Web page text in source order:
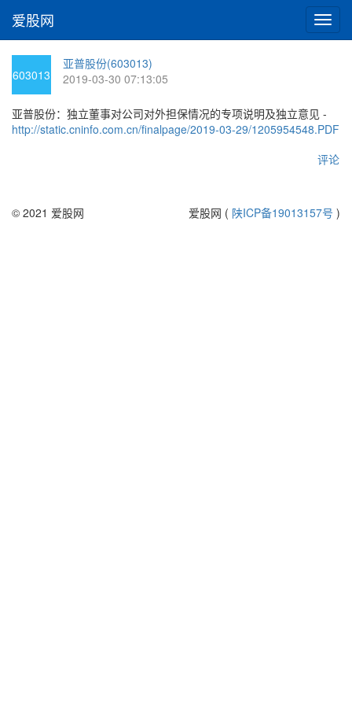
切
换
爱股网
603013
亚普股份(603013)
2019-03-30 07:13:05
亚普股份：独立董事对公司对外担保情况的专项说明及独立意见 -
http://static.cninfo.com.cn/finalpage/2019-03-29/1205954548.PDF
评论
© 2021 爱股网 爱股网 ( 陕ICP备19013157号 )